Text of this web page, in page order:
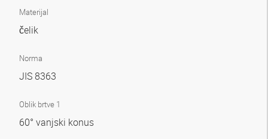
Materijal
čelik
Norma
JIS 8363
Oblik brtve 1
60° vanjski konus